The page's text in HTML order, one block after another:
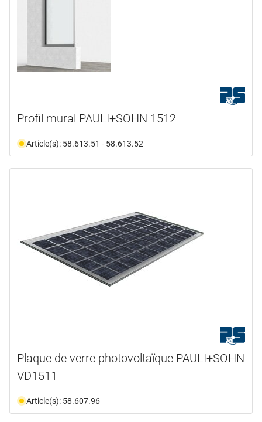
Profil mural PAULI+SOHN 1512
Article(s): 58.613.51 - 58.613.52
Plaque de verre photovoltaïque PAULI+SOHN
VD1511
Article(s): 58.607.96